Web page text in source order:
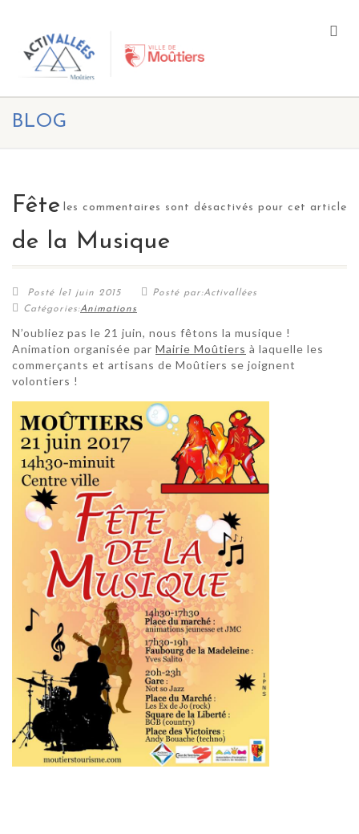
BLOG
les commentaires sont désactivés pour cet article
Fête
de la Musique
Posté le1 juin 2015
Posté par:Activallées
Catégories:Animations
N’oubliez pas le 21 juin, nous fêtons la musique !
Animation organisée par Mairie Moûtiers à laquelle les
commerçants et artisans de Moûtiers se joignent
volontiers !